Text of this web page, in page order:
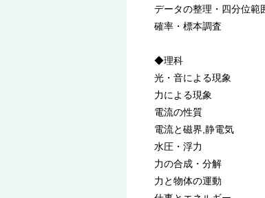
データの整理・四分位範
確率・標本調査
◆理科
光・音による現象
力による現象
電流の性質
電流と磁界,静電気
水圧・浮力
力の合成・分解
力と物体の運動